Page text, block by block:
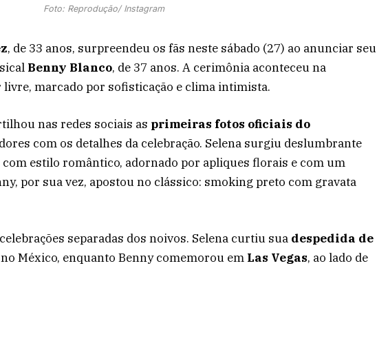
Foto: Reprodução/ Instagram
, de 33 anos, surpreendeu os fãs neste sábado (27) ao anunciar seu
Benny Blanco, de 37 anos. A cerimônia aconteceu na
marcado por sofisticação e clima intimista.
nas redes sociais as primeiras fotos oficiais do
com os detalhes da celebração. Selena surgiu deslumbrante
estilo romântico, adornado por apliques florais e com um
por sua vez, apostou no clássico: smoking preto com gravata
separadas dos noivos. Selena curtiu sua despedida de
no México, enquanto Benny comemorou em Las Vegas, ao lado de